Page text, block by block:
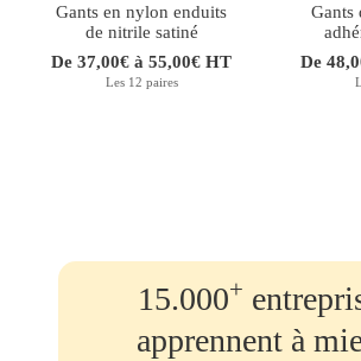
Gants en nylon enduits
de nitrile satiné
De 37,00€ à 55,00€ HT
Les 12 paires
Gants
De
15.000+
apprennent à